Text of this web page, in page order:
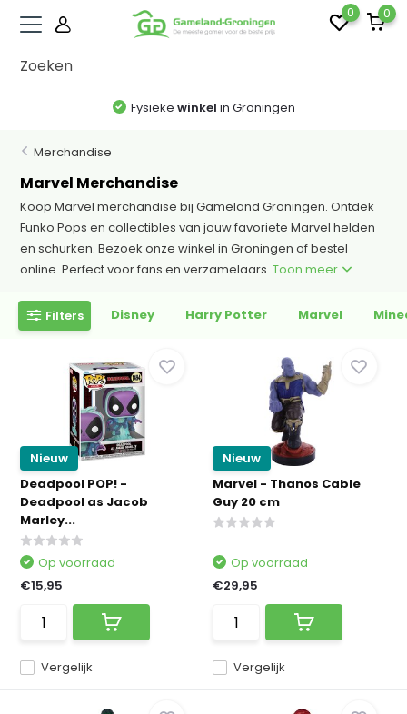
0 0
Fysieke winkel in Groningen
Merchandise
Marvel Merchandise
Koop Marvel merchandise bij Gameland Groningen. Ontdek
Funko Pops en collectibles van jouw favoriete Marvel helden
en schurken. Bezoek onze winkel in Groningen of bestel
online. Perfect voor fans en verzamelaars.Toon meer
Filters Disney Harry Potter Marvel
Nieuw
Deadpool POP! -
Deadpool as Jacob
Marley...
Vergelijk
Op voorraad
€15,95
Nieuw
Marvel - Thanos Cable
Guy 20 cm
Vergelijk
Op voorraad
€29,95